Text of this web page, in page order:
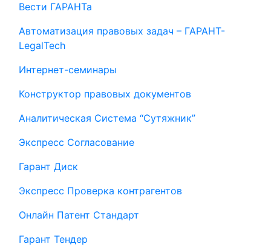
Вести ГАРАНТа
Автоматизация правовых задач – ГАРАНТ-
LegalTech
Интернет-семинары
Конструктор правовых документов
Аналитическая Система “Сутяжник”
Экспресс Согласование
Гарант Диск
Экспресс Проверка контрагентов
Онлайн Патент Стандарт
Гарант Тендер